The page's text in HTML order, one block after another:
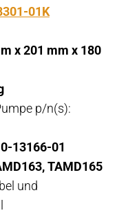
01K
x 201 mm x 180
p/n(s):
13166-01
TAMD165
und